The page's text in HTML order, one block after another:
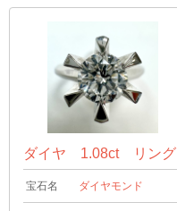
ダイヤ 1.08ct リング
宝石名 ダイヤモンド